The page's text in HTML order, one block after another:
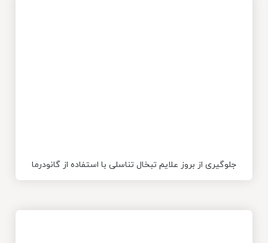
جلوگیری از بروز علایم تبخال تناسلی با استفاده از گانودرما